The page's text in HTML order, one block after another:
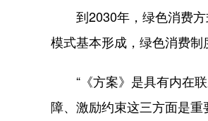
到2030年，绿色消费方
模式基本形成，绿色消费制
“《方案》是具有内在联
障、激励约束这三方面是